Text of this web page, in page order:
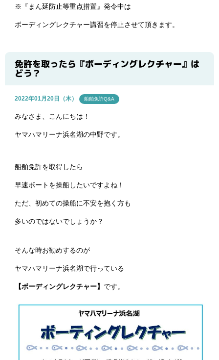
※ 『まん延防止等重点措置』発令中は
ボーディングレクチャー講習を停止させて頂きます。
免許を取ったら『ボーディングレクチャー』は
どう？
2022年01月20日（木） 船舶免許Q&A
みなさま、こんにちは！
ヤマハマリーナ浜名湖の中野です。
船舶免許を取得したら
早速ボートを操船したいですよね！
ただ、初めての操船に不安を抱く方も
多いのではないでしょうか？
そんな時お勧めするのが
ヤマハマリーナ浜名湖で行っている
【ボーディングレクチャー】 です。